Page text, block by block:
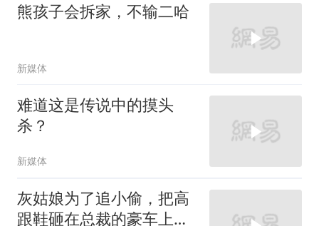
熊孩子会拆家，不输二哈
新媒体
难道这是传说中的摸头
杀？
新媒体
灰姑娘为了追小偷，把高
跟鞋砸在总裁的豪车上，